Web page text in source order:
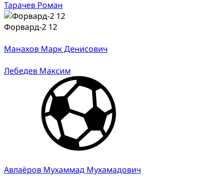
Тарачев Роман
Форвард-2 12
Манахов Марк Денисович
Лебедев Максим
Авлаёров Мухаммад Мухамадович